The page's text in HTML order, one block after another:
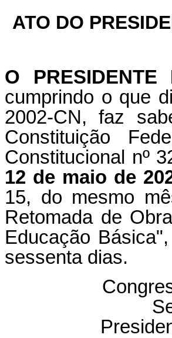
ATO DO
O
cumprindo o que
2002-CN, faz
Constituição
Constitucional nº
12 de maio de
15, do mesmo
Retomada de
Educação
sessenta dias.